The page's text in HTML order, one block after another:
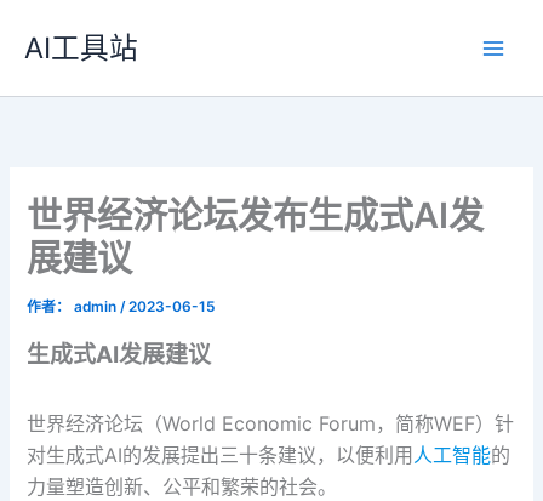
容
AI工具站
世界经济论坛发布生成式AI发
展建议
作者： admin/2023-06-15
生成式AI发展建议
世界经济论坛（World Economic Forum，简称WEF）针
对生成式AI的发展提出三十条建议，以便利用 人工智能的
力量塑造创新、公平和繁荣的社会。